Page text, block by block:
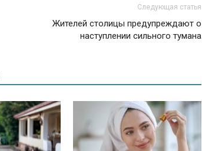
Следующая статья
Жителей столицы предупреждают о
наступлении сильного тумана